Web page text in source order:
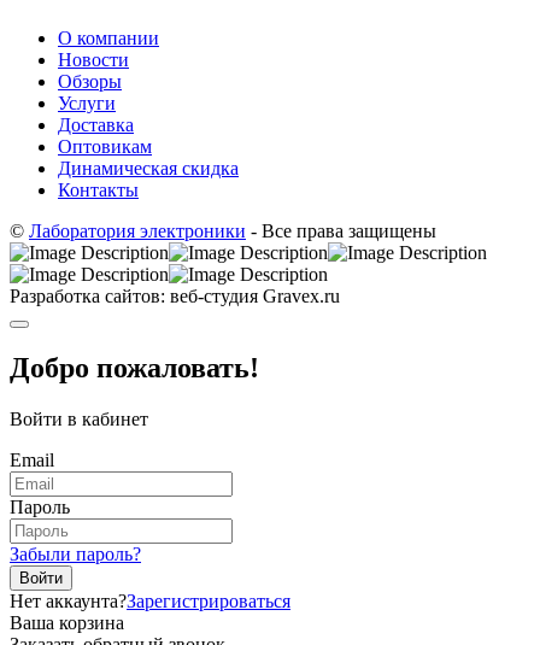
О компании
Новости
Обзоры
Услуги
Доставка
Оптовикам
Динамическая скидка
Контакты
© Лаборатория электроники - Все права защищены
Разработка сайтов: веб-студия Gravex.ru
Добро пожаловать!
Войти в кабинет
Email
Пароль
Забыли пароль?
Войти
Нет аккаунта?Зарегистрироваться
Ваша корзина